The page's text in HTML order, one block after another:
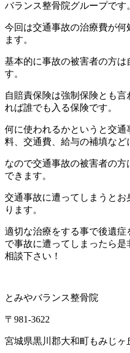
バランス整骨院グループです
今回は交通事故の治療費が
ます。
基本的に事故の被害者の方は
す。
自賠責保険は強制保険とも
れば誰でも入る保険です。
何に使われるかというと交
料、 交通費、給与の補填など
なので交通事故の被害者の
できま す。
交通事故に遭ってしまうと
ります。
適切な治療をする事で後遺
で事故に遭ってしまったら
相談下さい！
とみやバランス整骨院
〒981-3622
宮城県黒川郡大和町もみじヶ